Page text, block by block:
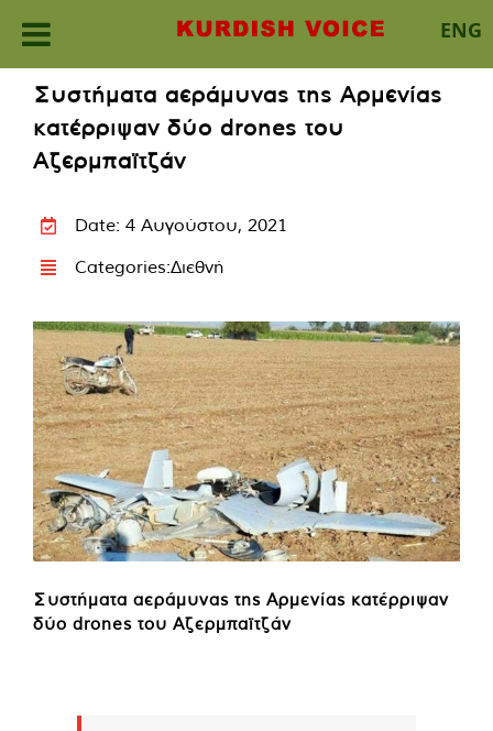
ENG
content
Συστήματα αεράμυνας της Αρμενίας
κατέρριψαν δύο drones του
Αζερμπαϊτζάν
Date: 4 Αυγούστου, 2021
Categories:Διεθνή
Συστήματα αεράμυνας της Αρμενίας κατέρριψαν
δύο drones του Αζερμπαϊτζάν